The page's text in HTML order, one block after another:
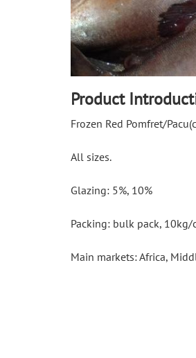
Product
Frozen Red Pomfret/
All sizes.
Glazing: 5%, 10%
Packing: bulk pack, 10kg/
Main markets: Africa,